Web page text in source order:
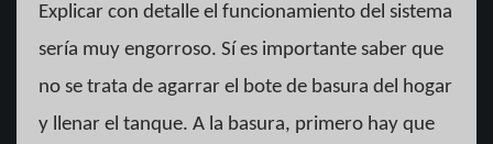
Explicar con detalle el funcionamiento del sistema
sería muy engorroso. Sí es importante saber que
no se trata de agarrar el bote de basura del hogar
y llenar el tanque. A la basura, primero hay que